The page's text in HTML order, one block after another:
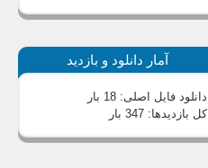
آمار دانلود و بازدید
دانلود فایل اصلی:18 بار
کل بازدیدها:347 بار